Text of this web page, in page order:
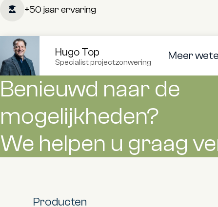
+50 jaar ervaring
Meer
Hugo Top
Specialist projectzonwering
Benieuwd naar de
mogelijkheden?
We helpen u graag
Producten